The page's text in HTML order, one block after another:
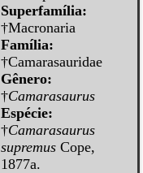
Superfamília:
†Macronaria
Família:
†Camarasauridae
Gênero:
†Camarasaurus
Espécie:
†Camarasaurus
supremus Cope,
1877a.